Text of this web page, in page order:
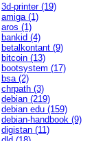
3d-printer (19)
amiga (1)
aros (1)
bankid (4)
betalkontant (9)
bitcoin (13)
bootsystem (17)
bsa (2)
chrpath (3)
debian (219)
debian edu (159)
debian-handbook (9)
digistan (11)